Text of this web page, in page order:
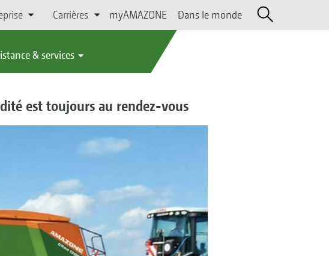
Carrières myAMAZONE Dans le monde
& services
est toujours au rendez-vous